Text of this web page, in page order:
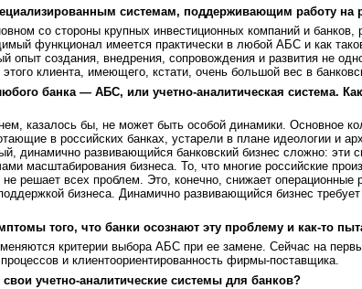
системам, поддерживающим работу
со стороны крупных инвестиционных компаний и
функционал имеется практически в любой АБС и как
опыт создания, внедрения, сопровождения и развития не
клиента, имеющего, кстати, очень большой вес в
банка — АБС, или учетно-аналитическая система.
казалось бы, не может быть особой динамики. Основное
в российских банках, устарели в плане идеологии и
динамично развивающийся банковский бизнес сложно: эти
масштабирования бизнеса. То, что многие российские
решает всех проблем. Это, конечно, снижает операционные
бизнеса. Динамично развивающийся бизнес
того, что банки осознают эту проблему и как-то
критерии выбора АБС при ее замене. Сейчас на
и клиентоориентированность фирмы-поставщика.
учетно-аналитические системы для банков?